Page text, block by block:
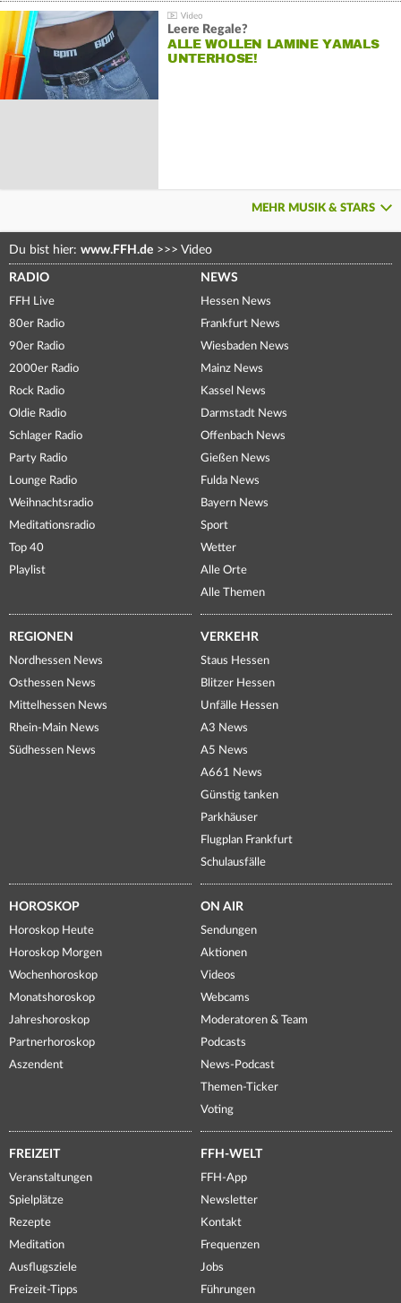
Leere Regale?
ALLE WOLLEN LAMINE YAMALS
UNTERHOSE!
MEHR MUSIK & STARS
Du bist hier: www.FFH.de >>> Video
RADIO
FFH Live
80er Radio
90er Radio
2000er Radio
Rock Radio
Oldie Radio
Schlager Radio
Party Radio
Lounge Radio
Weihnachtsradio
Meditationsradio
Top 40
Playlist
NEWS
Hessen News
Frankfurt News
Wiesbaden News
Mainz News
Kassel News
Darmstadt News
Offenbach News
Gießen News
Fulda News
Bayern News
Sport
Wetter
Alle Orte
Alle Themen
REGIONEN
Nordhessen News
Osthessen News
Mittelhessen News
Rhein-Main News
Südhessen News
VERKEHR
Staus Hessen
Blitzer Hessen
Unfälle Hessen
A3 News
A5 News
A661 News
Günstig tanken
Parkhäuser
Flugplan Frankfurt
Schulausfälle
HOROSKOP
Horoskop Heute
Horoskop Morgen
Wochenhoroskop
Monatshoroskop
Jahreshoroskop
Partnerhoroskop
Aszendent
ON AIR
Sendungen
Aktionen
Videos
Webcams
Moderatoren & Team
Podcasts
News-Podcast
Themen-Ticker
Voting
FREIZEIT
Veranstaltungen
Spielplätze
Rezepte
Meditation
Ausflugsziele
Freizeit-Tipps
FFH-WELT
FFH-App
Newsletter
Kontakt
Frequenzen
Jobs
Führungen